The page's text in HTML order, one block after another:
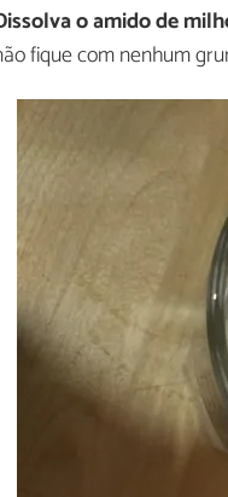
o amido de
fique com nenhum